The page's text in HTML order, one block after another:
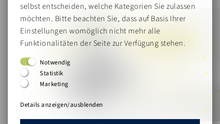
selbst entscheiden, welche Kategorien Sie zulassen
möchten. Bitte beachten Sie, dass auf Basis Ihrer
Einstellungen womöglich nicht mehr alle
Funktionalitäten der Seite zur Verfügung stehen.
Notwendig
Statistik
Marketing
Details anzeigen/ausblenden